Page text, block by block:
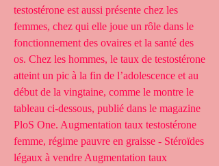
testostérone est aussi présente chez les
femmes, chez qui elle joue un rôle dans le
fonctionnement des ovaires et la santé des
os. Chez les hommes, le taux de testostérone
atteint un pic à la fin de l’adolescence et au
début de la vingtaine, comme le montre le
tableau ci-dessous, publié dans le magazine
PloS One. Augmentation taux testostérone
femme, régime pauvre en graisse - Stéroïdes
légaux à vendre Augmentation taux